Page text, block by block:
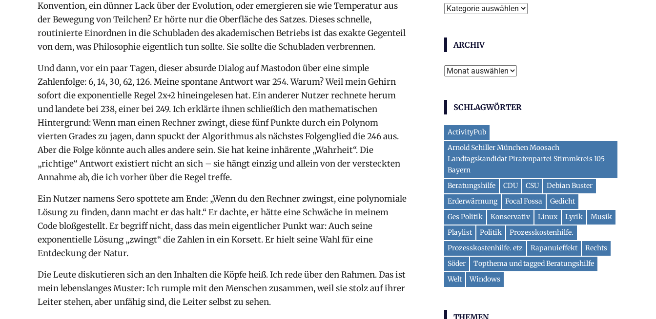
Konvention, ein dünner Lack über der Evolution, oder emergieren sie wie Temperatur aus
der Bewegung von Teilchen? Er hörte nur die Oberfläche des Satzes. Dieses schnelle,
routinierte Einordnen in die Schubladen des akademischen Betriebs ist das exakte Gegenteil
von dem, was Philosophie eigentlich tun sollte. Sie sollte die Schubladen verbrennen.
Und dann, vor ein paar Tagen, dieser absurde Dialog auf Mastodon über eine simple
Zahlenfolge: 6, 14, 30, 62, 126. Meine spontane Antwort war 254. Warum? Weil mein Gehirn
sofort die exponentielle Regel2x+2hineingelesen hat. Ein anderer Nutzer rechnete herum
und landete bei 238, einer bei 249. Ich erklärte ihnen schließlich den mathematischen
Hintergrund: Wenn man einen Rechner zwingt, diese fünf Punkte durch ein Polynom
vierten Grades zu jagen, dann spuckt der Algorithmus als nächstes Folgenglied die 246 aus.
Aber die Folge könnte auch alles andere sein. Sie hat keine inhärente „Wahrheit“. Die
„richtige“ Antwort existiert nicht an sich – sie hängt einzig und allein von der versteckten
Annahme ab, die ich vorher über die Regel treffe.
Ein Nutzer namens Sero spottete am Ende: „Wenn du den Rechner zwingst, eine polynomiale
Lösung zu finden, dann macht er das halt.“ Er dachte, er hätte eine Schwäche in meinem
Code bloßgestellt. Er begriff nicht, dass das mein eigentlicher Punkt war: Auch seine
exponentielle Lösung „zwingt“ die Zahlen in ein Korsett. Er hielt seine Wahl für eine
Entdeckung der Natur.
Die Leute diskutieren sich an den Inhalten die Köpfe heiß. Ich rede über den Rahmen. Das ist
mein lebenslanges Muster: Ich rumple mit den Menschen zusammen, weil sie stolz auf ihrer
Leiter stehen, aber unfähig sind, die Leiter selbst zu sehen.
Themen
ARCHIV
Archiv
SCHLAGWÖRTER
ActivityPub
Arnold Schiller München Moosach
Landtagskandidat Piratenpartei Stimmkreis 105
Bayern
Beratungshilfe
CDU CSU
Debian Buster
Erderwärmung
Focal Fossa
Gedicht
Ges Politik
Konservativ Linux Lyrik
Musik
Playlist
Politik
Prozesskostenhilfe.
Prozesskostenhilfe. etz
Rapanuieffekt
Rechts
Söder
Topthema und tagged Beratungshilfe
Welt
Windows